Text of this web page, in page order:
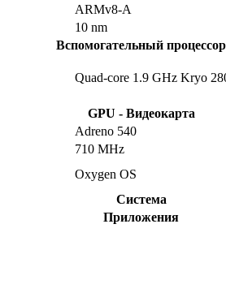
ARMv8-A
10 nm
Вспомогательный процессор
Quad-core 1.9 GHz Kryo
GPU - Видеокарта
Adreno 540
710 MHz
Oxygen OS
Система
Приложения